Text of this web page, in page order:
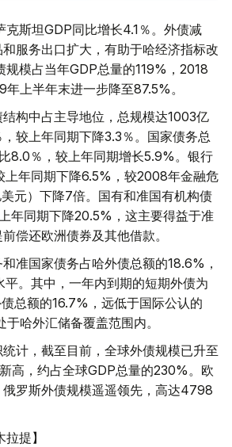
克斯坦GDP同比增长4.1％。外债减
服务出口扩大，有助于哈经济指标改
规模占当年GDP总量的119%，2018
上半年末进一步降至87.5%。
构中占主导地位，总规模达1003亿
较上年同期下降3.3％。国家债务总
8.0％，较上年同期增长5.9%。银行
上年同期下降6.5%，较2008年金融危
元）下降7倍。国有和准国有机构债
年同期下降20.5%，这主要得益于准
偿还欧洲债券及其他借款。
准国家债务占哈外债总额的18.6%，
。其中，一年内到期的短期外债为
总额的16.7%，远低于国际公认的
哈外汇储备覆盖范围内。
计，截至目前，全球外债规模已升至
高，约占全球GDP总量的230%。欧
罗斯外债规模遥遥领先，高达4798
提】